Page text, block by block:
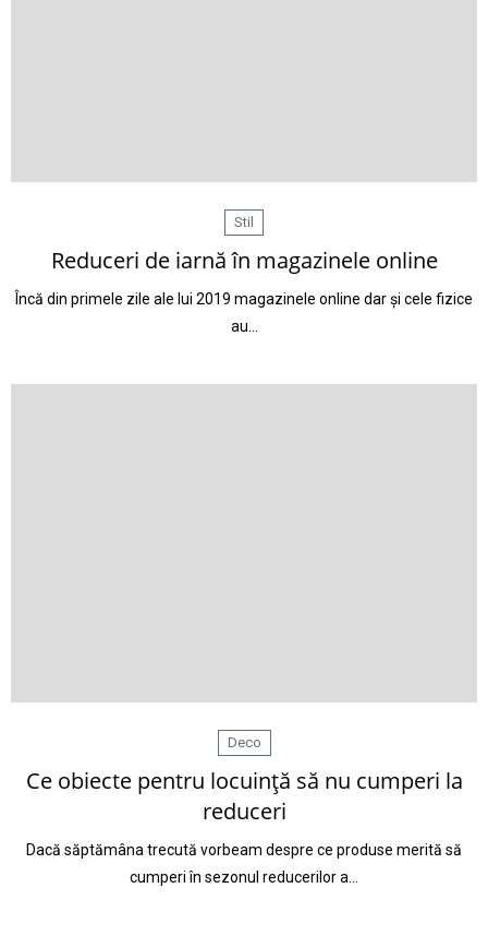
Stil
Reduceri de iarnă în magazinele online
Încă din primele zile ale lui 2019 magazinele online dar și cele fizice
au…
Deco
Ce obiecte pentru locuinţă să nu cumperi la
reduceri
Dacă săptămâna trecută vorbeam despre ce produse merită să
cumperi în sezonul reducerilor a…